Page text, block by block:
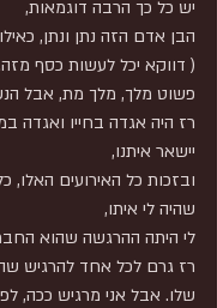
יש כל כך הרבה דוגמאות,
הבן אדם הזה נתן ונתן,
( דווקא יכל לעשות כסף
פשוט מלך, מלך מת, אבל
רז היה אגדה בחייו ואגדה
יישאר איתנו,
ובזכות כל האירועים האלו,
שהיה לי איתו,
לי היתה ההרגשה שהוא
רז גרם לכל אחד להרגיש
שלו. אבל אני מרגיש ככה,